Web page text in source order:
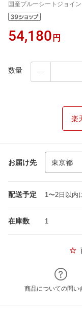
国産ブルーシートジョイ
54,180 円
数量
楽
お届け先
配送予定 1〜2日以内
在庫数 1
商品についての問い